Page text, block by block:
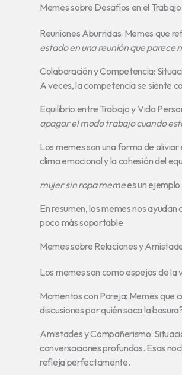
Memes sobre Desafíos en el Trabajo
Reuniones Aburridas: Memes que
estado en una reunión que parece
Colaboración y Competencia:
A veces, la competencia se siente
Equilibrio entre Trabajo y Vida
apagar el modo trabajo cuando
Los memes son una forma de
clima emocional y la cohesión del
mujer sin ropa memees un
En resumen, los memes nos
poco más soportable.
Memes sobre Relaciones y
Los memes son como espejos de
Momentos con Pareja: Memes que
discusiones por quién saca la
Amistades y Compañerismo:
conversaciones profundas. Esas
refleja perfectamente.